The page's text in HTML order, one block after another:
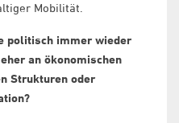
Mobilität.
politisch immer wieder
an ökonomischen
Strukturen oder